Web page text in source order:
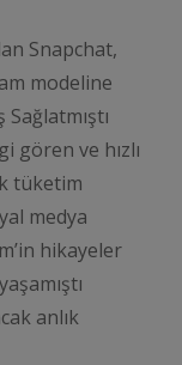
Snapchat,
modeline
gören ve hızlı
tüketim
medya
hikayeler
anlık